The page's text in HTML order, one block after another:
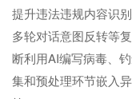
提升违法违规内容识
多轮对话意图反转等
断利用AI编写病毒、
集和预处理环节嵌入